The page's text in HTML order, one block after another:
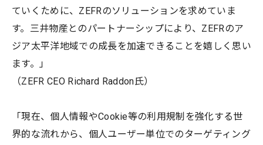
ていくために、ZEFRのソリューションを求めていま
す。三井物産とのパートナーシップにより、ZEFRのア
ジア太平洋地域での成長を加速できることを嬉しく思い
ます。」
（ZEFR CEO Richard Raddon氏）
「現在、個人情報やCookie等の利用規制を強化する世
界的な流れから、個人ユーザー単位でのターゲティング